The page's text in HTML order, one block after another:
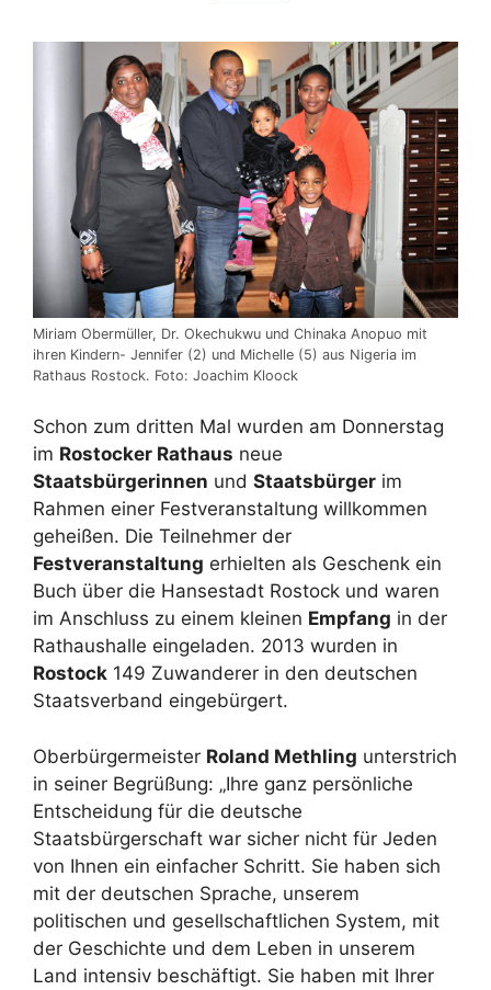
Miriam Obermüller, Dr. Okechukwu und Chinaka Anopuo mit
ihren Kindern- Jennifer (2) und Michelle (5) aus Nigeria im
Rathaus Rostock. Foto: Joachim Kloock
Schon zum dritten Mal wurden am Donnerstag
im Rostocker Rathaus neue
Staatsbürgerinnen und Staatsbürger im
Rahmen einer Festveranstaltung willkommen
geheißen. Die Teilnehmer der
Festveranstaltung erhielten als Geschenk ein
Buch über die Hansestadt Rostock und waren
im Anschluss zu einem kleinen Empfang in der
Rathaushalle eingeladen. 2013 wurden in
Rostock 149 Zuwanderer in den deutschen
Staatsverband eingebürgert.
Oberbürgermeister Roland Methling unterstrich
in seiner Begrüßung: „Ihre ganz persönliche
Entscheidung für die deutsche
Staatsbürgerschaft war sicher nicht für Jeden
von Ihnen ein einfacher Schritt. Sie haben sich
mit der deutschen Sprache, unserem
politischen und gesellschaftlichen System, mit
der Geschichte und dem Leben in unserem
Land intensiv beschäftigt. Sie haben mit Ihrer